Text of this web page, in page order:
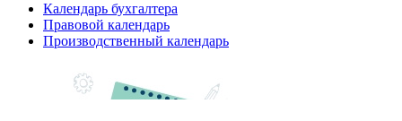
Календарь бухгалтера
Правовой календарь
Производственный календарь